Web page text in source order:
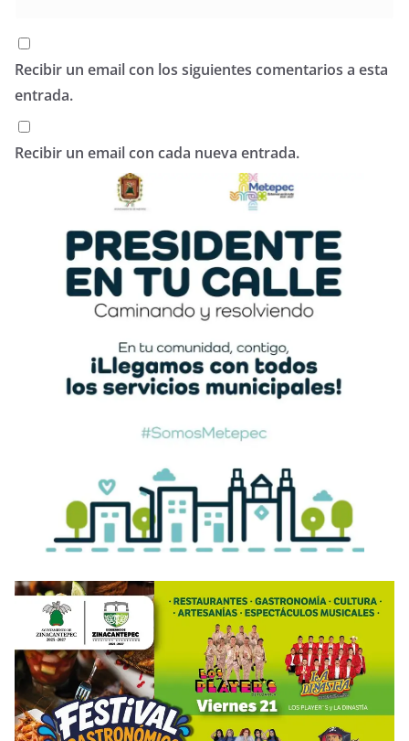
Recibir un email con los siguientes comentarios a esta
entrada.
Recibir un email con cada nueva entrada.